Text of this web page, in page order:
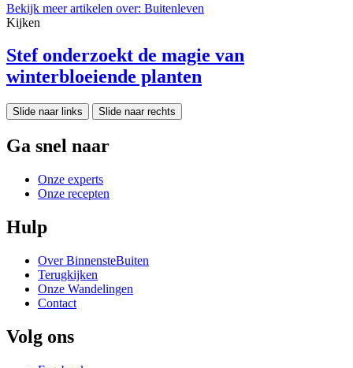
Bekijk meer artikelen over: Buitenleven
Kijken
Stef onderzoekt de magie van
winterbloeiende planten
Slide naar links Slide naar rechts
Ga snel naar
Onze experts
Onze recepten
Hulp
Over BinnensteBuiten
Terugkijken
Onze Wandelingen
Contact
Volg ons